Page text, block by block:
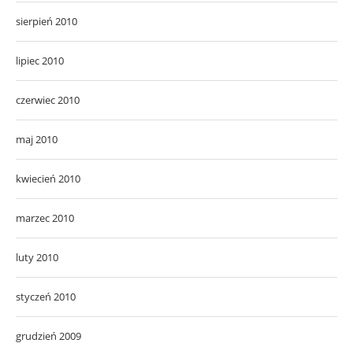
sierpień 2010
lipiec 2010
czerwiec 2010
maj 2010
kwiecień 2010
marzec 2010
luty 2010
styczeń 2010
grudzień 2009